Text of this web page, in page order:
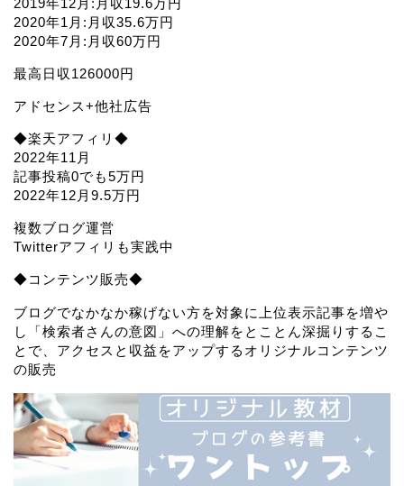
2020年1月:月収35.6万円
2020年7月:月収60万円
最高日収126000円
アドセンス+他社広告
◆楽天アフィリ◆
2022年11月
記事投稿0でも5万円
2022年12月9.5万円
複数ブログ運営
Twitterアフィリも実践中
◆コンテンツ販売◆
ブログでなかなか稼げない方を対象に上位表示記事を増や
し「検索者さんの意図」への理解をとことん深掘りするこ
とで、アクセスと収益をアップするオリジナルコンテンツ
の販売